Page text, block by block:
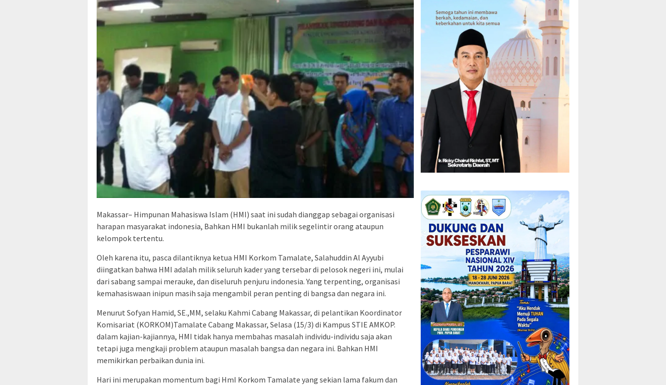
Makassar– Himpunan Mahasiswa Islam (HMI) saat ini sudah dianggap sebagai organisasi
harapan masyarakat indonesia, Bahkan HMI bukanlah milik segelintir orang ataupun
kelompok tertentu.
Oleh karena itu, pasca dilantiknya ketua HMI Korkom Tamalate, Salahuddin Al Ayyubi
diingatkan bahwa HMI adalah milik seluruh kader yang tersebar di pelosok negeri ini, mulai
dari sabang sampai merauke, dan diseluruh penjuru indonesia. Yang terpenting, organisasi
kemahasiswaan inipun masih saja mengambil peran penting di bangsa dan negara ini.
Menurut Sofyan Hamid, SE.,MM, selaku Kahmi Cabang Makassar, di pelantikan Koordinator
Komisariat (KORKOM)Tamalate Cabang Makassar, Selasa (15/3) di Kampus STIE AMKOP.
dalam kajian-kajiannya, HMI tidak hanya membahas masalah individu-individu saja akan
tetapi juga mengkaji problem ataupun masalah bangsa dan negara ini. Bahkan HMI
memikirkan perbaikan dunia ini.
Hari ini merupakan momentum bagi HmI Korkom Tamalate yang sekian lama fakum dan